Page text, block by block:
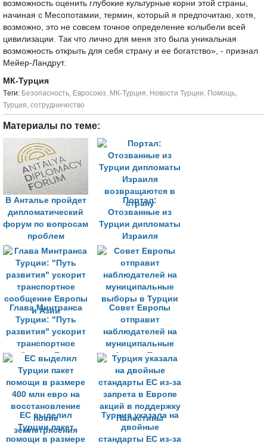
возможность оценить глубокие культурные корни этой страны,
начиная с Месопотамии, термин, который я предпочитаю, хотя,
возможно, это не совсем точное определение колыбели всей
цивилизации. Так что лично для меня это была уникальная
возможность открыть для себя страну и ее богатство», - признал
Мейер-Ландрут.
МК-Турция
Tеги: Безопасность, Евросоюз, МК-Турция, Новости Турции, Помощь,
Турция, сотрудничество
Материалы по теме:
В Анталье пройдет
дипломатический
форум по вопросам
проблем
фрагментированного
мира
Портал:
Отозванные из
Турции дипломаты
Израиля
возвращаются в
страну
Глава Минтранса
Турции: "Путь
развития" ускорит
транспортное
сообщение Европы
и Азии
Совет Европы
отправит
наблюдателей на
муниципальные
выборы в Турции
ЕС выделил
Турции пакет
помощи в размере
Турция указала на
двойные
стандарты ЕС из-за